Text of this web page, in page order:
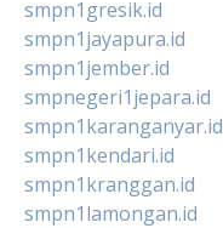
smpn1gresik.id
smpn1jayapura.id
smpn1jember.id
smpnegeri1jepara.id
smpn1karanganyar.id
smpn1kendari.id
smpn1kranggan.id
smpn1lamongan.id